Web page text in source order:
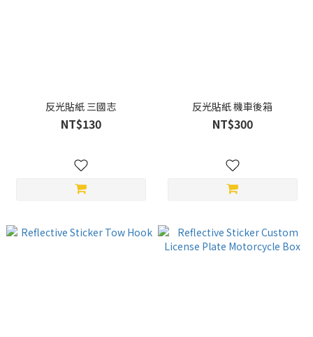
反光貼紙 三國志
NT$130
反光貼紙 機車後箱
NT$300